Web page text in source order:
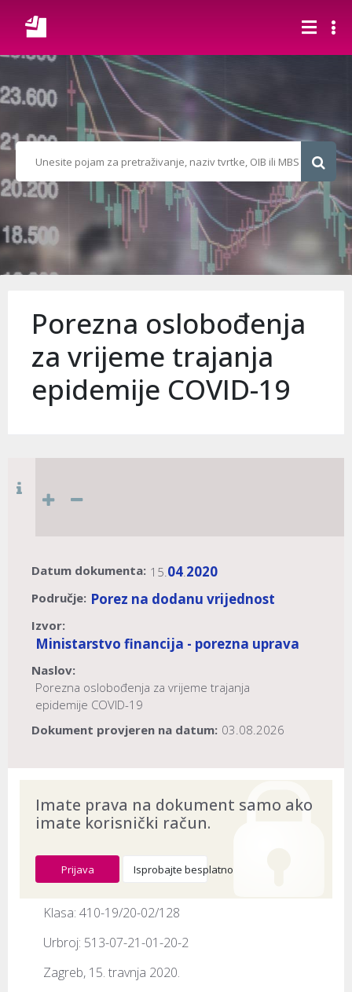
Porezna oslobođenja
za vrijeme trajanja
epidemije COVID-19
Datum dokumenta: 15.04.2020
Područje: Porez na dodanu vrijednost
Izvor:
Ministarstvo financija - porezna uprava
Naslov:
Porezna oslobođenja za vrijeme trajanja
epidemije COVID-19
Dokument provjeren na datum: 03.08.2026
Imate prava na dokument samo ako
imate korisnički račun.
Prijava Isprobajte besplatno
Klasa: 410-19/20-02/128
Urbroj: 513-07-21-01-20-2
Zagreb, 15. travnja 2020.